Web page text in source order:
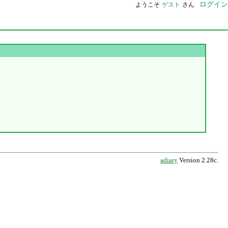
ようこそ ゲスト さん ログイン
adiary Version 2.28c.